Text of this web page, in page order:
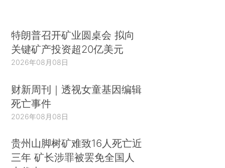
特朗普召开矿业圆桌会 拟向
关键矿产投资超20亿美元
2026年08月08日
财新周刊｜透视女童基因编辑
死亡事件
2026年08月08日
贵州山脚树矿难致16人死亡近
三年 矿长涉罪被罢免全国人